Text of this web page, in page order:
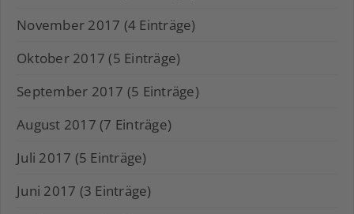
November 2017 (4 Einträge)
Oktober 2017 (5 Einträge)
September 2017 (5 Einträge)
August 2017 (7 Einträge)
Juli 2017 (5 Einträge)
Juni 2017 (3 Einträge)